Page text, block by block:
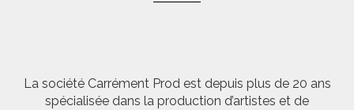
La société Carrément Prod est depuis plus de 20 ans
spécialisée dans la production d’artistes et de